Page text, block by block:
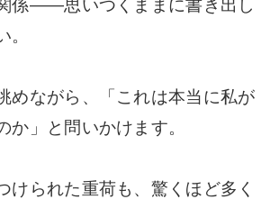
係——思いつくままに書き出し
。
めながら、「これは本当に私が
か」と問いかけます。
けられた重荷も、驚くほど多く